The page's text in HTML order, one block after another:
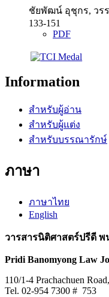
ชัยพัฒน์ อุชุกร, วร
133-151
PDF
Information
สำหรับผู้อ่าน
สำหรับผู้แต่ง
สำหรับบรรณารักษ์
ภาษา
ภาษาไทย
English
วารสารนิติศาสตร์ปรีดี
Pridi Banomyong Law
110/1-4 Prachachuen
Tel. 02-954 7300 # 753